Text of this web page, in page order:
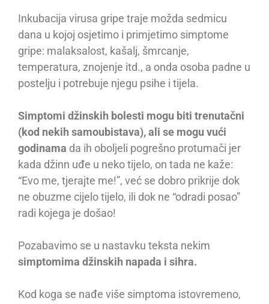
Inkubacija virusa gripe traje možda sedmicu
dana u kojoj osjetimo i primjetimo simptome
gripe: malaksalost, kašalj, šmrcanje,
temperatura, znojenje itd., a onda osoba padne u
postelju i potrebuje njegu psihe i tijela.
Simptomi džinskih bolesti mogu biti trenutačni
(kod nekih samoubistava), ali se mogu vući
godinama da ih oboljeli pogrešno protumači jer
kada džinn uđe u neko tijelo, on tada ne kaže:
“Evo me, tjerajte me!”, već se dobro prikrije dok
ne obuzme cijelo tijelo, ili dok ne “odradi posao”
radi kojega je došao!
Pozabavimo se u nastavku teksta nekim
simptomima džinskih napada i sihra.
Kod koga se nađe više simptoma istovremeno,